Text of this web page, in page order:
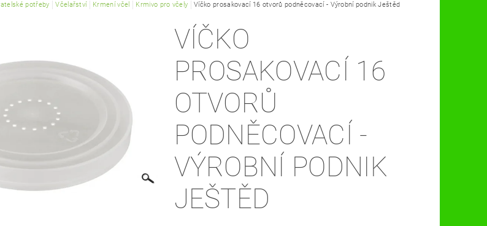
VČELÍ PRODUKTY MEDY FÉROVA VČELÍ FARMA KOSMETIKA A ZDRAVÍ
CHOV MATEK VČELAŘSKÉ POMŮCKY
OBCHODNÍ PODMÍNKY
potřeby Včelařství Krmení včel Krmivo pro včely Víčko prosakovací 16 otvorů podněcovací - Výrobní podnik Ještěd
VÍČKO
PROSAKOVACÍ 16
OTVORŮ
PODNĚCOVACÍ -
VÝROBNÍ PODNIK
JEŠTĚD